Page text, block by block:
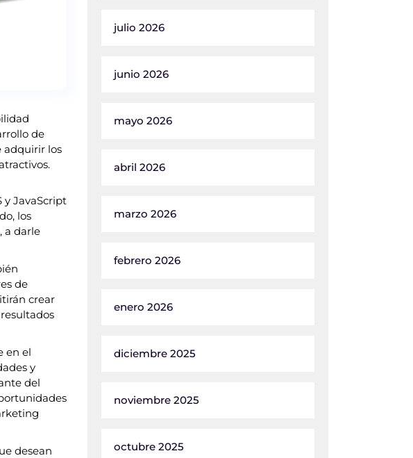
de
adquirir los
y JavaScript
los
a darle
de
crear
en el
y
del
desean
julio 2026
junio 2026
mayo 2026
abril 2026
marzo 2026
febrero 2026
enero 2026
diciembre 2025
noviembre 2025
octubre 2025